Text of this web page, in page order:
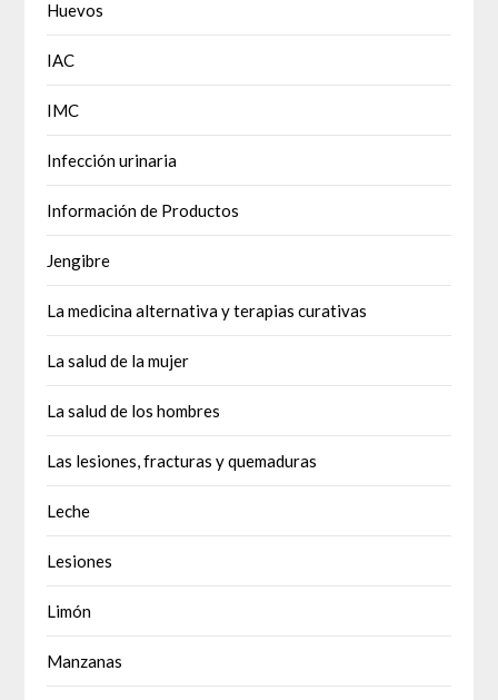
Huevos
IAC
IMC
Infección urinaria
Información de Productos
Jengibre
La medicina alternativa y terapias curativas
La salud de la mujer
La salud de los hombres
Las lesiones, fracturas y quemaduras
Leche
Lesiones
Limón
Manzanas